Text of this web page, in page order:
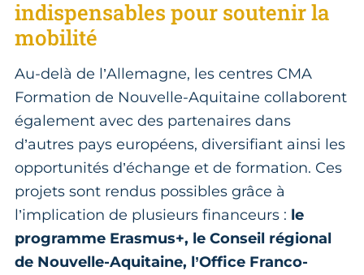
indispensables pour soutenir la
mobilité
Au-delà de l’Allemagne, les centres CMA
Formation de Nouvelle-Aquitaine collaborent
également avec des partenaires dans
d’autres pays européens, diversifiant ainsi les
opportunités d’échange et de formation. Ces
projets sont rendus possibles grâce à
l’implication de plusieurs financeurs : le
programme Erasmus+, le Conseil régional
de Nouvelle-Aquitaine, l’Office Franco-